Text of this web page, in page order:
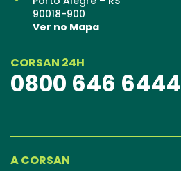
90018-900
Ver no Mapa
CORSAN 24H
0800 646 6444
A CORSAN